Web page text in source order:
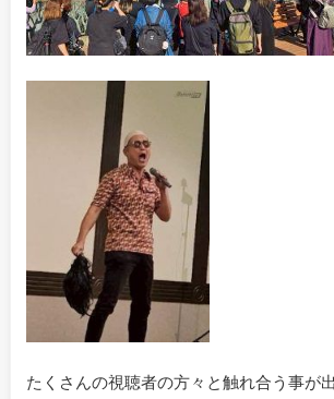
たくさんの視聴者の方々と触れ合う事が